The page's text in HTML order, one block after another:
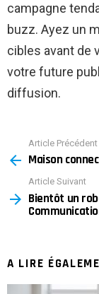
campagne
buzz. Ayez un
cibles avant de
votre future
diffusion.
more
Article Précédent
Maison
Article Suivant
Bientôt un
A LIRE